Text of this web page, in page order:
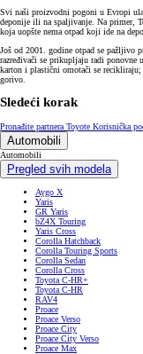
Svi naši proizvodni pogoni u Evropi
deponije ili na spaljivanje. Na primer,
koja uopšte nema otpad koji ide na
Još od 2001. godine otpad se pažljivo
razređivači se prikupljaju radi
karton i plastični omotači se recikliraju;
gorivo.
Sledeći korak
Pronađite partnera Toyote Korisnička
Automobili
Automobili
Pregled svih modela
Aygo X
Yaris
GR Yaris
bZ4X Touring
Yaris Cross
Corolla Hatchback
Corolla Touring Sports
Corolla Sedan
Corolla Cross
Toyota C-HR+
Toyota C-HR
RAV4
Proace
Proace Verso
Proace City
Proace City Verso
Proace Max